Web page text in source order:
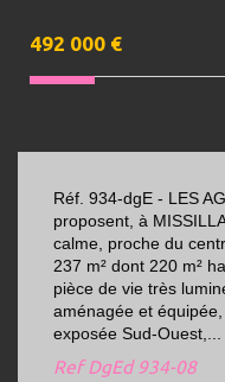
492 000 €
Réf. 934-dgE - LES
proposent, à
calme, proche du
237 m² dont 220 m²
pièce de vie très
aménagée et
exposée Sud-Ouest,...
RefDgEd 934-08